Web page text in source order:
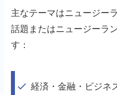
主なテーマはニュージー
話題またはニュージーラ
す：
経済・金融・ビジネ